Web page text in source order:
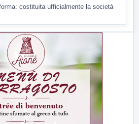
costituita ufficialmente la società